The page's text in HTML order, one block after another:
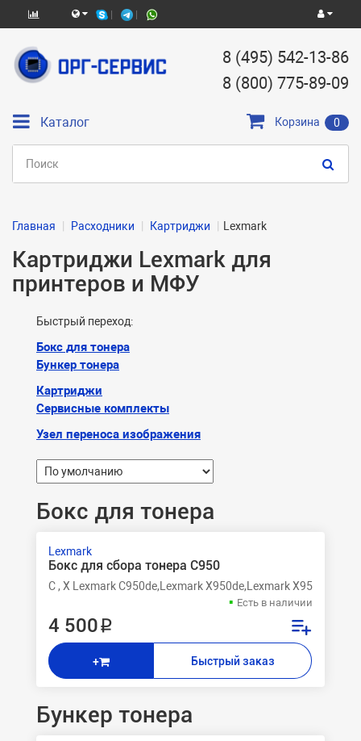
8 (495) 542-13-86
8 (800) 775-89-09
Каталог Корзина 0
Главная Расходники Картриджи Lexmark
Картриджи Lexmark для
принтеров и МФУ
Быстрый переход:
Бокс для тонера
Бункер тонера
Картриджи
Сервисные комплекты
Узел переноса изображения
Бокс для тонера
Lexmark
Бокс для сбора тонера C950
C , X Lexmark C950de,Lexmark X950de,Lexmark
Есть в наличии
4 500 ₽
+ Быстрый заказ
Бункер тонера